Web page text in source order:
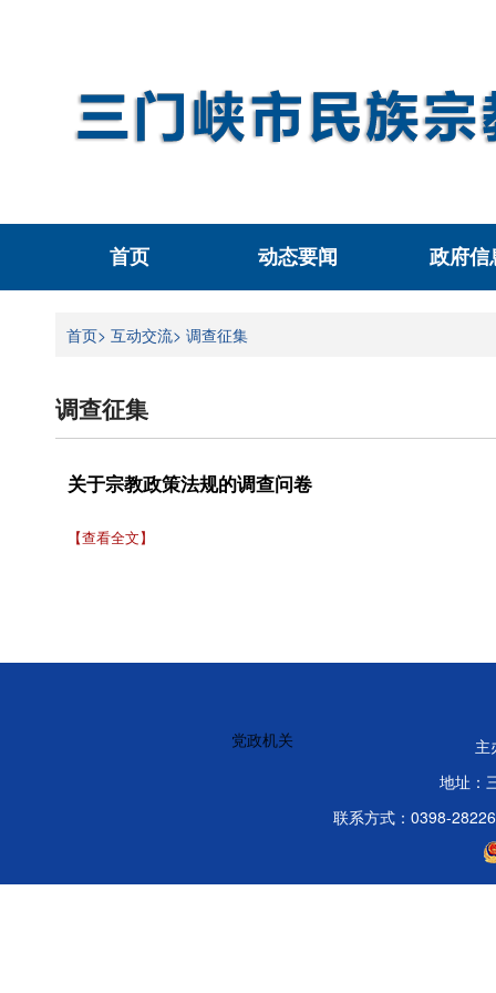
首页 动态要闻 政府信
首页> 互动交流> 调查征集
调查征集
关于宗教政策法规的调查问卷
【查看全文】
党政机关
主
地址：
联系方式：0398-